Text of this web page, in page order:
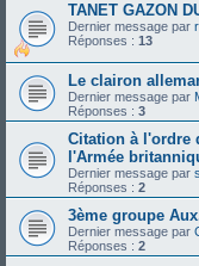
TANET GAZON
Dernier message par
Réponses : 13
Le clairon
Dernier message par
Réponses : 3
Citation à l'ordre
l'Armée
Dernier message par
Réponses : 2
3ème groupe
Dernier message par
Réponses : 2